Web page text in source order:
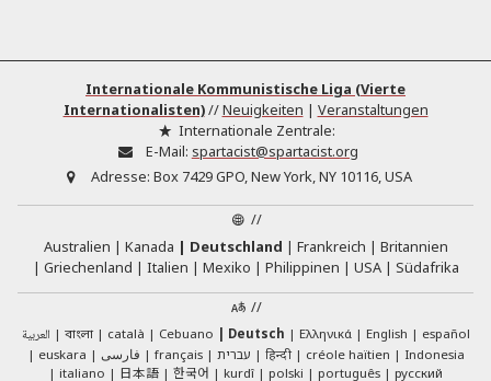
Internationale Kommunistische Liga (Vierte
Internationalisten)//Neuigkeiten | Veranstaltungen
Internationale Zentrale:
E-Mail: spartacist@spartacist.org
Adresse: Box 7429 GPO, New York, NY 10116, USA
//
Australien
Kanada Deutschland Frankreich
Britannien
Griechenland
Italien Mexiko Philippinen USA
Südafrika
//
العربية বাংলা català Cebuano Deutsch Ελληνικά English
español
euskara
فارسی français עברית हिन्दी créole haïtien
Indonesia
italiano
日本語 한국어 kurdî polski português русский